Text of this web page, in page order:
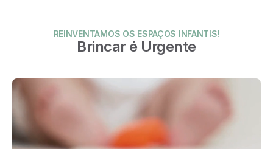
REINVENTAMOS OS ESPAÇOS INFANTIS!
Brincar é Urgente